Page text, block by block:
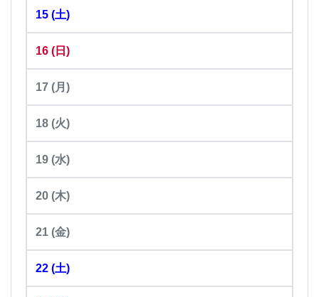
15 (土)
16 (日)
17 (月)
18 (火)
19 (水)
20 (木)
21 (金)
22 (土)